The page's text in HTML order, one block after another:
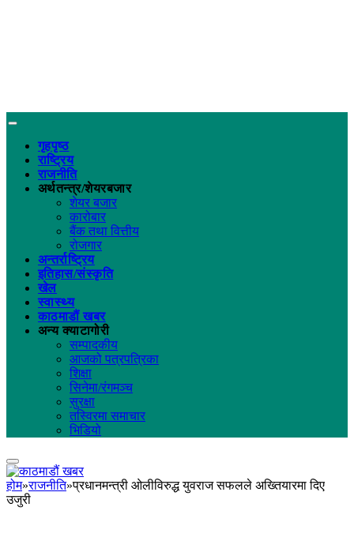
गृहपृष्ठ
राष्ट्रिय
राजनीति
अर्थतन्त्र/शेयरबजार
शेयर बजार
कारोबार
बैंक तथा वित्तीय
रोजगार
अन्तर्राष्ट्रिय
इतिहास/संस्कृति
खेल
स्वास्थ्य
काठमाडौं खबर
अन्य क्याटागोरी
सम्पादकीय
आजको पत्रपत्रिका
शिक्षा
सिनेमा/रंगमञ्च
सुरक्षा
तस्विरमा समाचार
भिडियो
होम»राजनीति»प्रधानमन्त्री ओलीविरुद्ध युवराज सफलले अख्तियारमा दिए
उजुरी